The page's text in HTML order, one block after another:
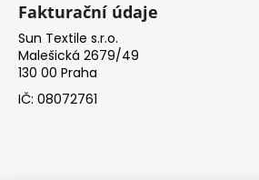
Fakturační údaje
Sun Textile s.r.o.
Malešická 2679/49
130 00 Praha
IČ: 08072761